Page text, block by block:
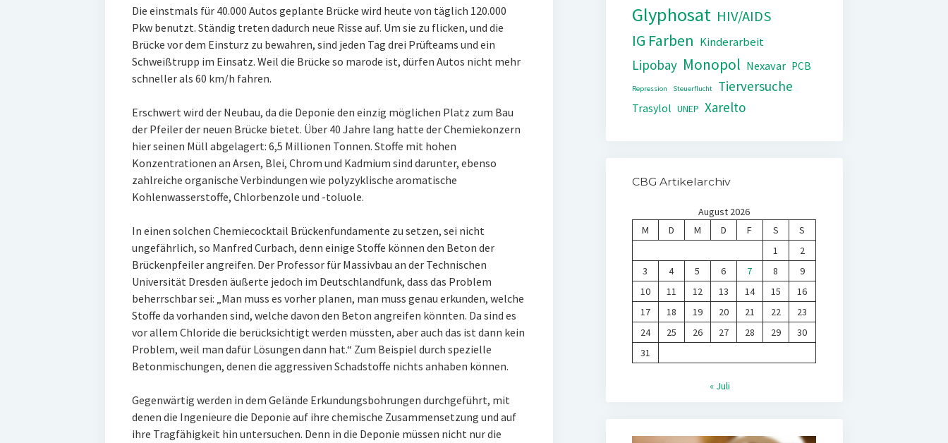
Die einstmals für 40.000 Autos geplante Brücke wird heute von täglich 120.000
Pkw benutzt. Ständig treten dadurch neue Risse auf. Um sie zu flicken, und die
Brücke vor dem Einsturz zu bewahren, sind jeden Tag drei Prüfteams und ein
Schweißtrupp im Einsatz. Weil die Brücke so marode ist, dürfen Autos nicht mehr
schneller als 60 km/h fahren.
Erschwert wird der Neubau, da die Deponie den einzig möglichen Platz zum Bau
der Pfeiler der neuen Brücke bietet. Über 40 Jahre lang hatte der Chemiekonzern
hier seinen Müll abgelagert: 6,5 Millionen Tonnen. Stoffe mit hohen
Konzentrationen an Arsen, Blei, Chrom und Kadmium sind darunter, ebenso
zahlreiche organische Verbindungen wie polyzyklische aromatische
Kohlenwasserstoffe, Chlorbenzole und -toluole.
In einen solchen Chemiecocktail Brückenfundamente zu setzen, sei nicht
ungefährlich, so Manfred Curbach, denn einige Stoffe können den Beton der
Brückenpfeiler angreifen. Der Professor für Massivbau an der Technischen
Universität Dresden äußerte jedoch im Deutschlandfunk, dass das Problem
beherrschbar sei: „Man muss es vorher planen, man muss genau erkunden, welche
Stoffe da vorhanden sind, welche davon den Beton angreifen könnten. Da sind es
vor allem Chloride die berücksichtigt werden müssten, aber auch das ist dann kein
Problem, weil man dafür Lösungen dann hat.“ Zum Beispiel durch spezielle
Betonmischungen, denen die aggressiven Schadstoffe nichts anhaben können.
Gegenwärtig werden in dem Gelände Erkundungsbohrungen durchgeführt, mit
denen die Ingenieure die Deponie auf ihre chemische Zusammensetzung und auf
ihre Tragfähigkeit hin untersuchen. Denn in die Deponie müssen nicht nur die
Glyphosat HIV/AIDS
IG Farben Kinderarbeit
Lipobay Monopol Nexavar PCB
Repression Steuerflucht Tierversuche
Trasylol UNEP Xarelto
CBG Artikelarchiv
August 2026
M
D M D F S
S
1
2
3
4 5 6 7 8
9
10
11 12 13 14 15
16
17
18 19 20 21 22
23
24
25 26 27 28 29
30
31
« Juli